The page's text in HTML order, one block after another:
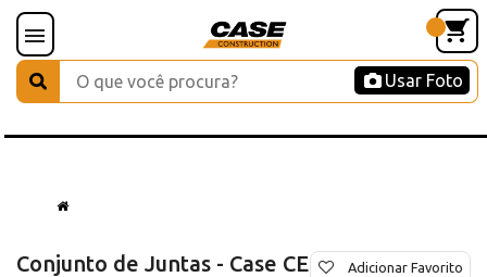
Usar Foto
Conjunto de Juntas - Case CE Adicionar Favorito